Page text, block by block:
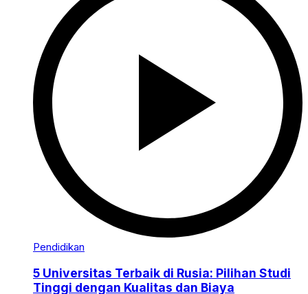
Pendidikan
5 Universitas Terbaik di Rusia: Pilihan Studi
Tinggi dengan Kualitas dan Biaya